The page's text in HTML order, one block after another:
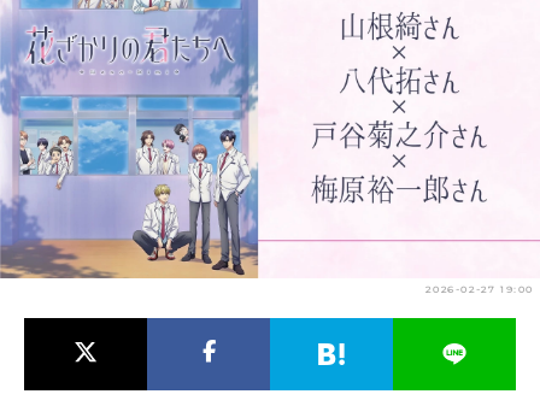
最新記事一覧
アニメ記事一覧 声優記事一覧
アニメ映画一覧 実写化映画一覧
今期アニメ曜日別一覧
春アニメ 夏アニメ
男性声優/女性声優一覧
2026-02-27 19:00